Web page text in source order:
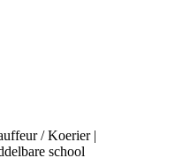
/ Koerier |
school